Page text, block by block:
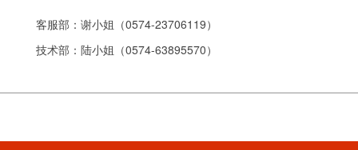
客服部：谢小姐（0574-23706119）
技术部：陆小姐（0574-63895570）